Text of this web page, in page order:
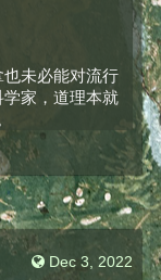
未必能对流行
家，道理本就
Dec 3, 2022